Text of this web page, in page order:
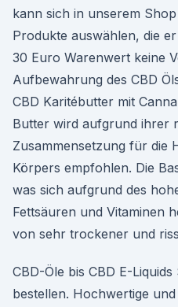
kann sich in unserem
Produkte auswählen, die
30 Euro Warenwert keine
Aufbewahrung des CBD
CBD Karitébutter mit
Butter wird aufgrund ihrer
Zusammensetzung für die
Körpers empfohlen. Die
was sich aufgrund des
Fettsäuren und Vitaminen
von sehr trockener und
CBD-Öle bis CBD E-
bestellen. Hochwertige